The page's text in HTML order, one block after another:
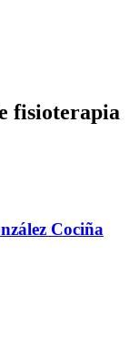
fisioterapia
Cociña